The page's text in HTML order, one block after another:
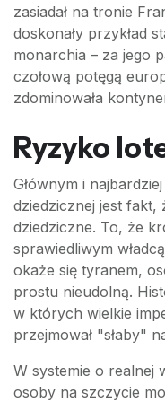
zasiadał na tronie
doskonały przykład
monarchia – za jego
czołową potęgą
zdominowała
Ryzyko
Głównym i
dziedzicznej jest fakt,
dziedziczne. To, że
sprawiedliwym
okaże się tyranem,
prostu nieudolną.
w których wielkie
przejmował "słaby"
W systemie o realnej
osoby na szczycie